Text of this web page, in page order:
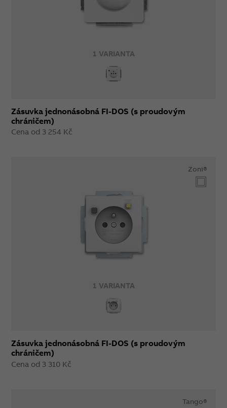
1 VARIANTA
Zásuvka jednonásobná FI-DOS (s proudovým
chráničem)
Cena od 3 254 Kč
1 VARIANTA
Zoni®
Zásuvka jednonásobná FI-DOS (s proudovým
chráničem)
Cena od 3 310 Kč
Tango®